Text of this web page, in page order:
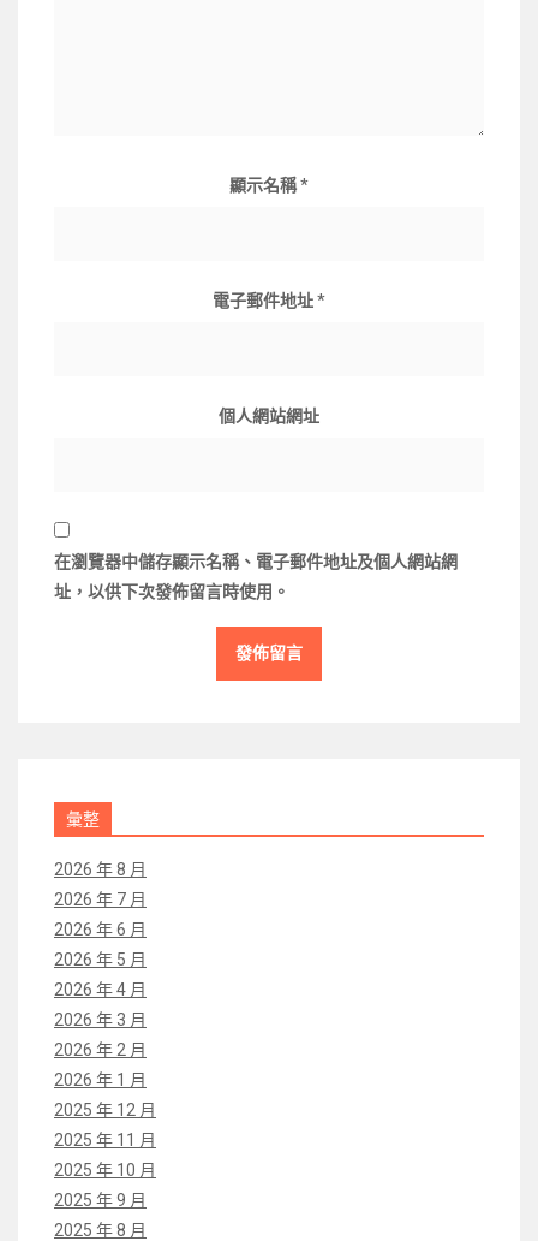
顯示名稱*
電子郵件地址*
個人網站網址
在瀏覽器中儲存顯示名稱、電子郵件地址及個人網站網
址，以供下次發佈留言時使用。
彙整
2026 年 8 月
2026 年 7 月
2026 年 6 月
2026 年 5 月
2026 年 4 月
2026 年 3 月
2026 年 2 月
2026 年 1 月
2025 年 12 月
2025 年 11 月
2025 年 10 月
2025 年 9 月
2025 年 8 月